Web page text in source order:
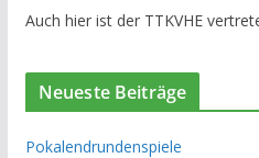
Auch hier ist der TTKVHE
Neueste Beiträge
Pokalendrundenspiele